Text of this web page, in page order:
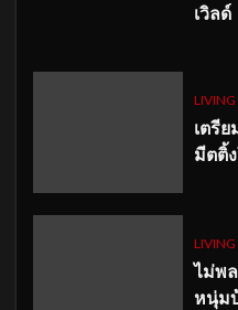
เวิลด์
LIVING
เตรี
มีตติ้
LIVING
ไม่พ
หนุ่ม